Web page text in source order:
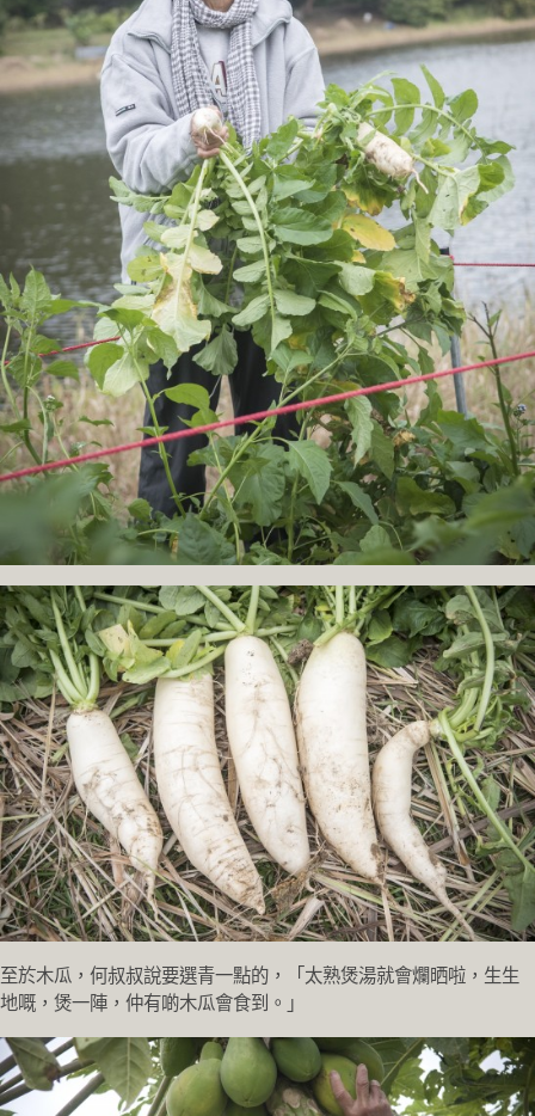
至於木瓜，何叔叔說要選青一點的，「太熟煲湯就會爛晒啦，生生
地嘅，煲一陣，仲有啲木瓜會食到。」